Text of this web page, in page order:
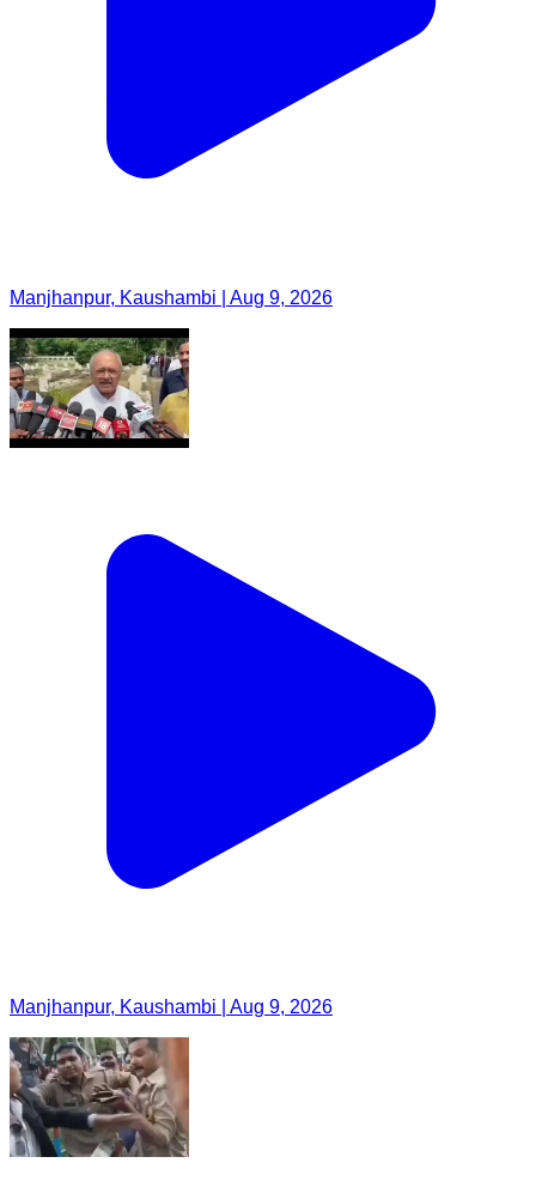
Manjhanpur, Kaushambi | Aug 9, 2026
Manjhanpur, Kaushambi | Aug 9, 2026